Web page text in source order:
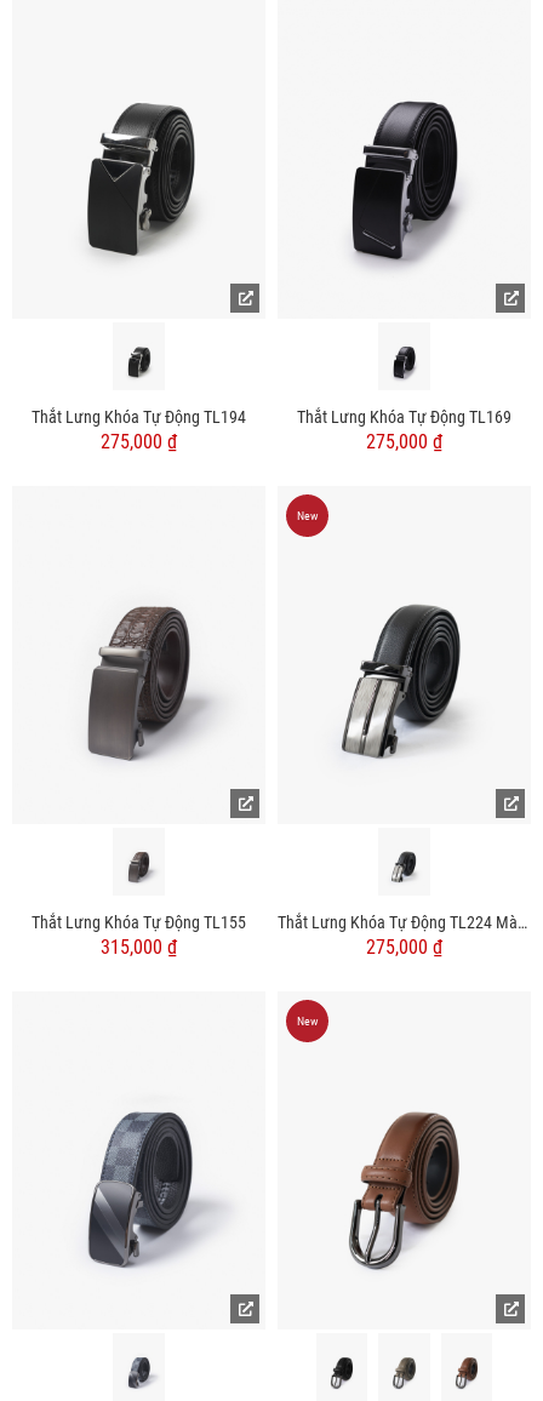
Thắt Lưng Khóa Tự Động TL194
275,000 ₫
Thắt Lưng Khóa Tự Động TL169
275,000 ₫
Thắt Lưng Khóa Tự Động TL155
315,000 ₫
New
Thắt Lưng Khóa Tự Động TL224 Màu Đen
275,000 ₫
New